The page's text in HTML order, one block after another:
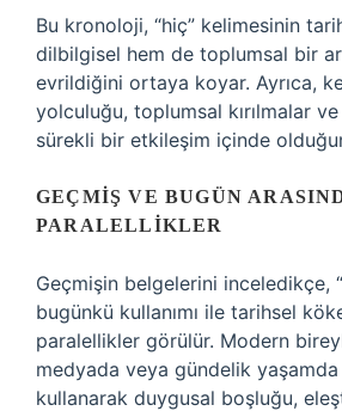
Bu kronoloji, “hiç” kelimesinin
dilbilgisel hem de toplumsal bir
evrildiğini ortaya koyar. Ayrıca,
yolculuğu, toplumsal kırılmalar
sürekli bir etkileşim içinde
GEÇMIŞ VE BUGÜN
PARALELLIKLER
Geçmişin belgelerini inceledikçe,
bugünkü kullanımı ile tarihsel
paralellikler görülür. Modern
medyada veya gündelik yaşamda
kullanarak duygusal boşluğu,